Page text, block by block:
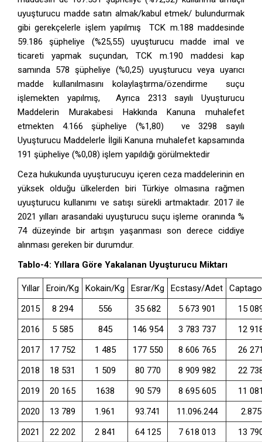
uyuşturucu madde satın almak/kabul etmek/ bulundurmak
gibi gerekçelerle işlem yapılmış TCK m.188 maddesinde
59.186 şüpheliye (%25,55) uyuşturucu madde imal ve
ticareti yapmak suçundan, TCK m.190 maddesi kap
samında 578 şüpheliye (%0,25) uyuşturucu veya uyarıcı
madde kullanılmasını kolaylaştırma/özendirme suçu
işlemekten yapılmış, Ayrıca 2313 sayılı Uyuşturucu
Maddelerin Murakabesi Hakkında Kanuna muhalefet
etmekten 4.166 şüpheliye (%1,80) ve 3298 sayılı
Uyuşturucu Maddelerle İlgili Kanuna muhalefet kapsamında
191 şüpheliye (%0,08) işlem yapıldığı görülmektedir
Ceza hukukunda uyuşturucuyu içeren ceza maddelerinin en
yüksek olduğu ülkelerden biri Türkiye olmasına rağmen
uyuşturucu kullanımı ve satışı sürekli artmaktadır. 2017 ile
2021 yılları arasandaki uyuşturucu suçu işleme oranında %
74 düzeyinde bir artışın yaşanması son derece ciddiye
alınması gereken bir durumdur.
Tablo-4: Yıllara Göre Yakalanan Uyuşturucu Miktarı
Yıllar Eroin/Kg Kokain/Kg Esrar/Kg Ecstasy/Adet
2015
8 294 556 35 682 5 673 901
15
2016
5 585 845 146 954 3 783 737
12
2017
17 752 1 485 177 550 8 606 765
26
2018
18 531 1 509 80 770 8 909 982
22
2019
20 165 1638 90 579 8 695 605
11
2020
13 789 1.961 93.741 11.096.244
2021
22 202 2 841 64 125 7 618 013
13